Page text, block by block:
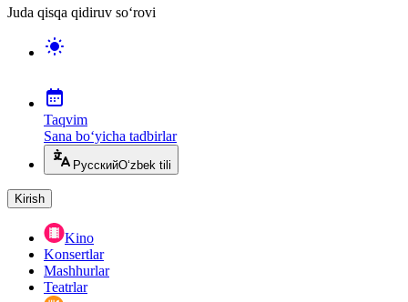
Juda qisqa qidiruv so‘rovi
Taqvim
Sana bo‘yicha tadbirlar
РусскийO‘zbek tili
Kirish
Kino
Konsertlar
Mashhurlar
Teatrlar